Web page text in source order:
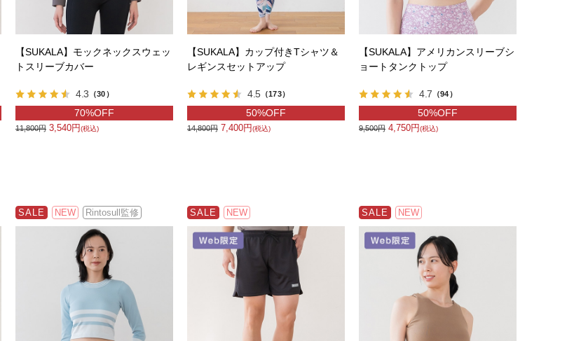
【SUKALA】モックネックスウェッ
トスリーブカバー
4.3 （30）
70%OFF
11,800円 3,540円(税込)
【SUKALA】カップ付きTシャツ＆
レギンスセットアップ
4.5 （173）
50%OFF
14,800円 7,400円(税込)
【SUKALA】アメリカンスリーブシ
ョートタンクトップ
4.7 （94）
50%OFF
9,500円 4,750円(税込)
SALE NEW Rintosull監修 SALE NEW SALE NEW